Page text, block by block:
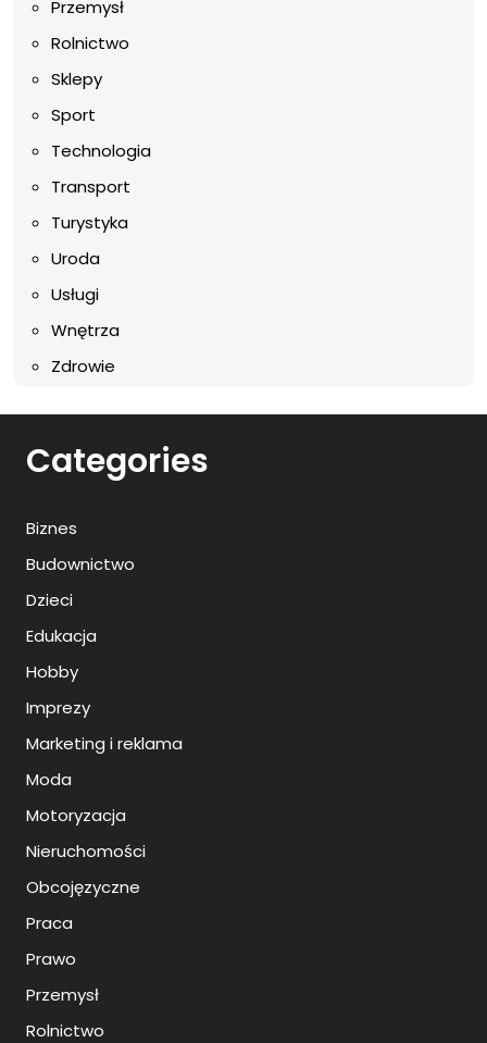
Przemysł
Rolnictwo
Sklepy
Sport
Technologia
Transport
Turystyka
Uroda
Usługi
Wnętrza
Zdrowie
Categories
Biznes
Budownictwo
Dzieci
Edukacja
Hobby
Imprezy
Marketing i reklama
Moda
Motoryzacja
Nieruchomości
Obcojęzyczne
Praca
Prawo
Przemysł
Rolnictwo